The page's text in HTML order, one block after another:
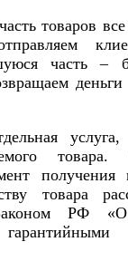
товаров
часть –
товара.
получения
товара
РФ